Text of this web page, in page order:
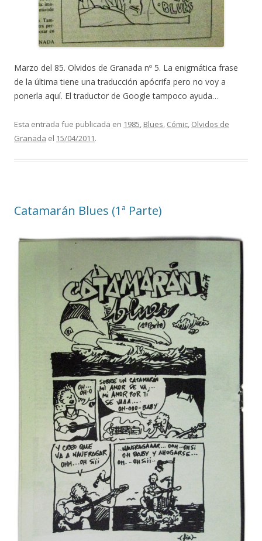
Marzo del 85. Olvidos de Granada nº 5. La enigmática frase
de la última tiene una traducción apócrifa pero no voy a
ponerla aquí. El traductor de Google tampoco ayuda…
Esta entrada fue publicada en 1985 Blues Cómic Olvidos de
Granada el 15/04/2011.
Catamarán Blues (1ª Parte)